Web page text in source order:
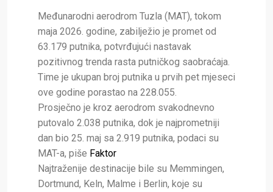
Međunarodni aerodrom Tuzla (MAT), tokom
maja 2026. godine, zabilježio je promet od
63.179 putnika, potvrđujući nastavak
pozitivnog trenda rasta putničkog saobraćaja.
Time je ukupan broj putnika u prvih pet mjeseci
ove godine porastao na 228.055.
Prosječno je kroz aerodrom svakodnevno
putovalo 2.038 putnika, dok je najprometniji
dan bio 25. maj sa 2.919 putnika, podaci su
MAT-a, piše Faktor
Najtraženije destinacije bile su Memmingen,
Dortmund, Keln, Malme i Berlin, koje su